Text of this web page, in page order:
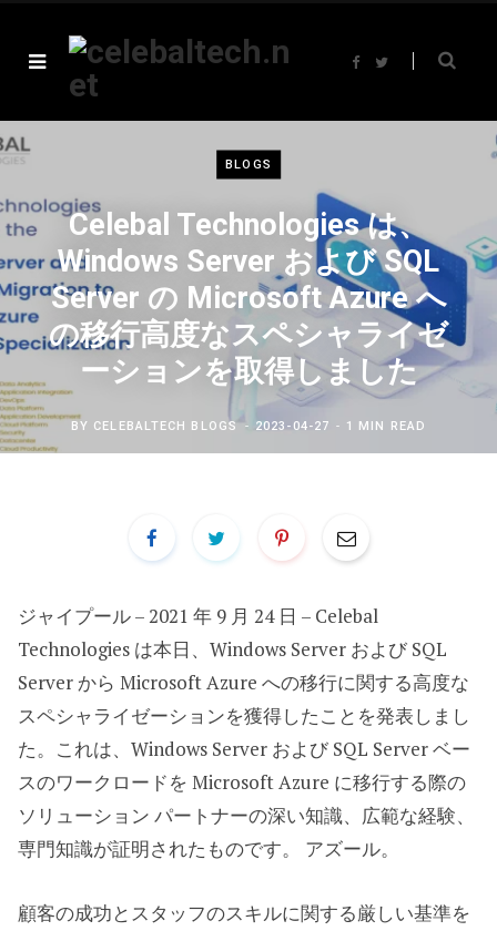
F
b
t
BLOGS
Celebal Technologies は、
Windows Server および SQL
Server の Microsoft Azure へ
の移行高度なスペシャライゼ
ーションを取得しました
BY CELEBALTECH BLOGS 2023-04-27 1 MIN READ
ジャイプール – 2021 年 9 月 24 日 – Celebal
Technologies は本日、Windows Server および SQL
Server から Microsoft Azure への移行に関する高度な
スペシャライゼーションを獲得したことを発表しまし
た。これは、Windows Server および SQL Server ベー
スのワークロードを Microsoft Azure に移行する際の
ソリューション パートナーの深い知識、広範な経験、
専門知識が証明されたものです。 アズール。
顧客の成功とスタッフのスキルに関する厳しい基準を